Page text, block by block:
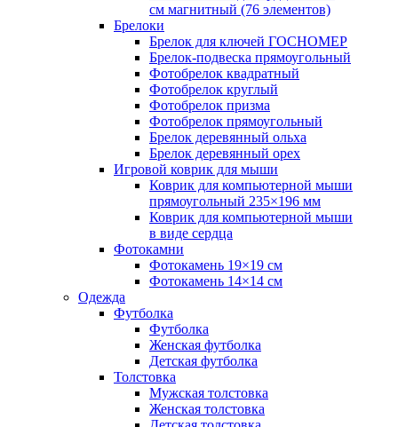
см магнитный (76 элементов)
Брелоки
Брелок для ключей ГОСНОМЕР
Брелок-подвеска прямоугольный
Фотобрелок квадратный
Фотобрелок круглый
Фотобрелок призма
Фотобрелок прямоугольный
Брелок деревянный ольха
Брелок деревянный орех
Игровой коврик для мыши
Коврик для компьютерной мыши
прямоугольный 235×196 мм
Коврик для компьютерной мыши
в виде сердца
Фотокамни
Фотокамень 19×19 см
Фотокамень 14×14 см
Одежда
Футболка
Футболка
Женская футболка
Детская футболка
Толстовка
Мужская толстовка
Женская толстовка